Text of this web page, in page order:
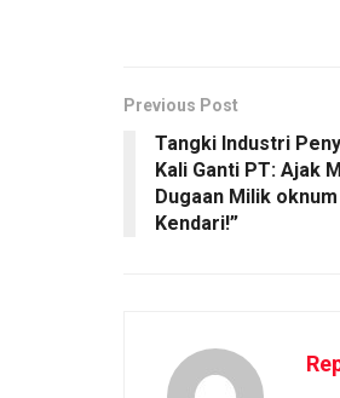
Previous Post
Tangki Industri
Kali Ganti PT: Ajak
Dugaan Milik
Kendari!”